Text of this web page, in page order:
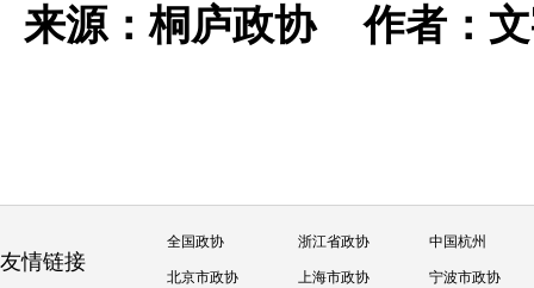
来源：桐庐政协作者：
友情链接
全国政协 浙江省政协 中国杭州
北京市政协 上海市政协 宁波市政协